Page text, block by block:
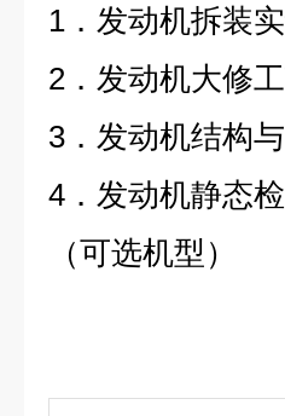
1．发动机拆装实
2．发动机大修
3．发动机结构
4．发动机静态
（可选机型）